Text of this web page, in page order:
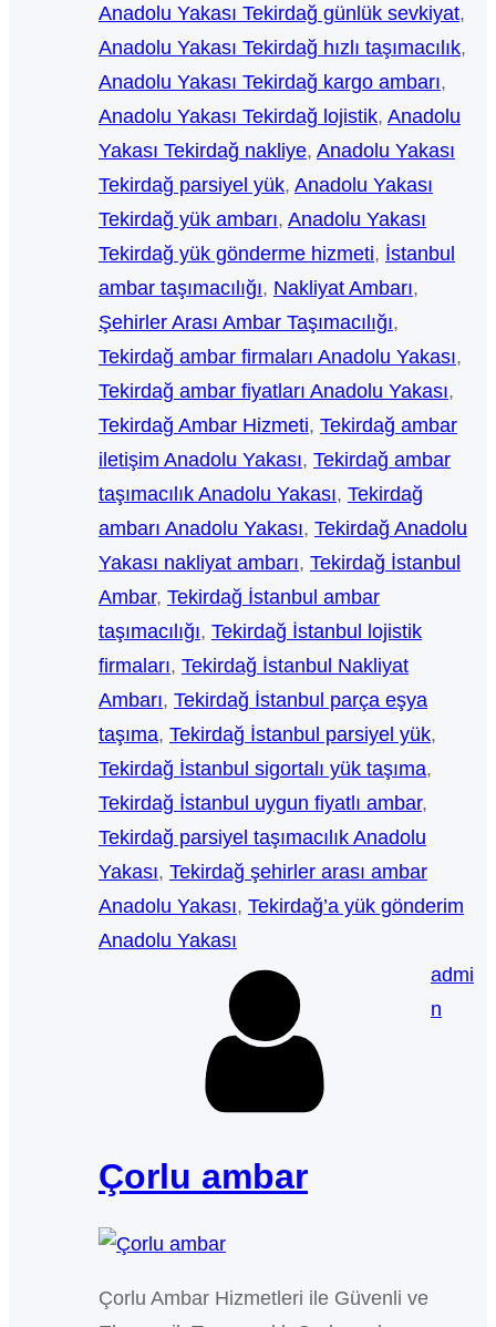
Anadolu Yakası Tekirdağ günlük sevkiyat
Anadolu Yakası Tekirdağ hızlı taşımacılık
Anadolu Yakası Tekirdağ kargo ambarı
Anadolu Yakası Tekirdağ lojistik, Anadolu
Yakası Tekirdağ nakliye, Anadolu Yakası
Tekirdağ parsiyel yük, Anadolu Yakası
Tekirdağ yük ambarı, Anadolu Yakası
Tekirdağ yük gönderme hizmeti, İstanbul
ambar taşımacılığı, Nakliyat Ambarı
Şehirler Arası Ambar Taşımacılığı
Tekirdağ ambar firmaları Anadolu Yakası
Tekirdağ ambar fiyatları Anadolu Yakası
Tekirdağ Ambar Hizmeti, Tekirdağ ambar
iletişim Anadolu Yakası, Tekirdağ ambar
taşımacılık Anadolu Yakası, Tekirdağ
ambarı Anadolu Yakası, Tekirdağ Anadolu
Yakası nakliyat ambarı, Tekirdağ İstanbul
Ambar, Tekirdağ İstanbul ambar
taşımacılığı, Tekirdağ İstanbul lojistik
firmaları, Tekirdağ İstanbul Nakliyat
Ambarı, Tekirdağ İstanbul parça eşya
taşıma, Tekirdağ İstanbul parsiyel yük
Tekirdağ İstanbul sigortalı yük taşıma
Tekirdağ İstanbul uygun fiyatlı ambar
Tekirdağ parsiyel taşımacılık Anadolu
Yakası, Tekirdağ şehirler arası ambar
Anadolu Yakası, Tekirdağ’a yük gönderim
Anadolu Yakası
admi
n
Çorlu ambar
Çorlu Ambar Hizmetleri ile Güvenli ve